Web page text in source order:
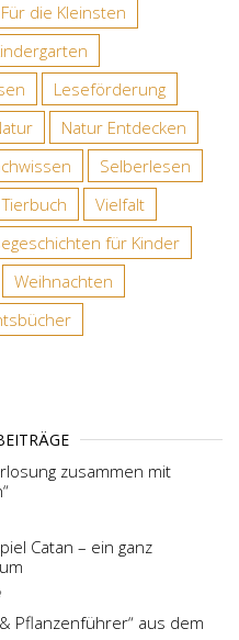
Für die Kleinsten
Leseförderung
Natur Entdecken
Selberlesen
Tierbuch
Vielfalt
für Kinder
Weihnachten
zusammen mit
Catan – ein ganz
Pflanzenführer“ aus dem